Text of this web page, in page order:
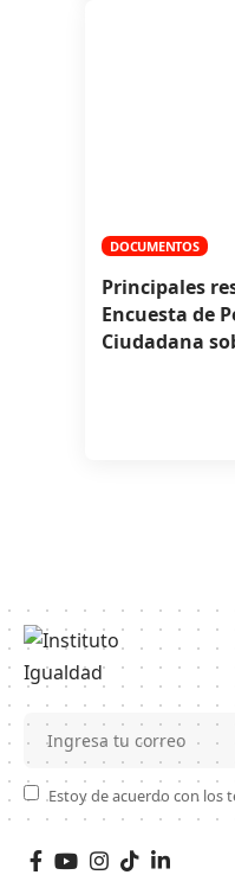
DOCUMENTOS
Principales
Encuesta de
Ciudadana
Estoy de acuerdo con los